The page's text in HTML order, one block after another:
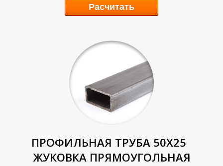
Расчитать
ПРОФИЛЬНАЯ ТРУБА 50Х25
ЖУКОВКА ПРЯМОУГОЛЬНАЯ